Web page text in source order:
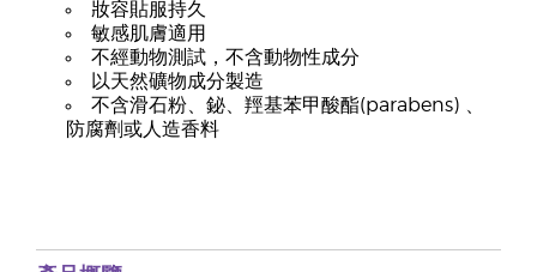
妝容貼服持久
敏感肌膚適用
不經動物測試，不含動物性成分
以天然礦物成分製造
不含滑石粉、鉍、羥基苯甲酸酯(parabens) 、
防腐劑或人造香料